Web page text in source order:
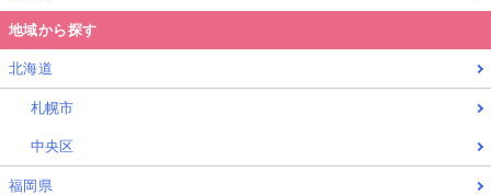
地域から探す
北海道
札幌市
中央区
福岡県